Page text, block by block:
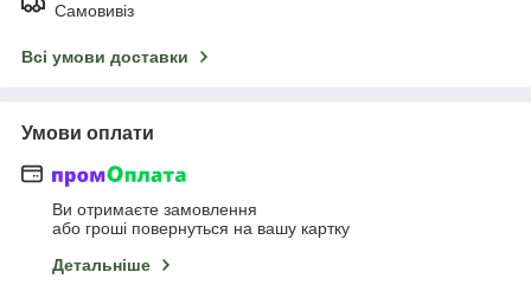
Самовивіз
Всі умови доставки
Умови оплати
Ви отримаєте замовлення
або гроші повернуться на вашу картку
Детальніше